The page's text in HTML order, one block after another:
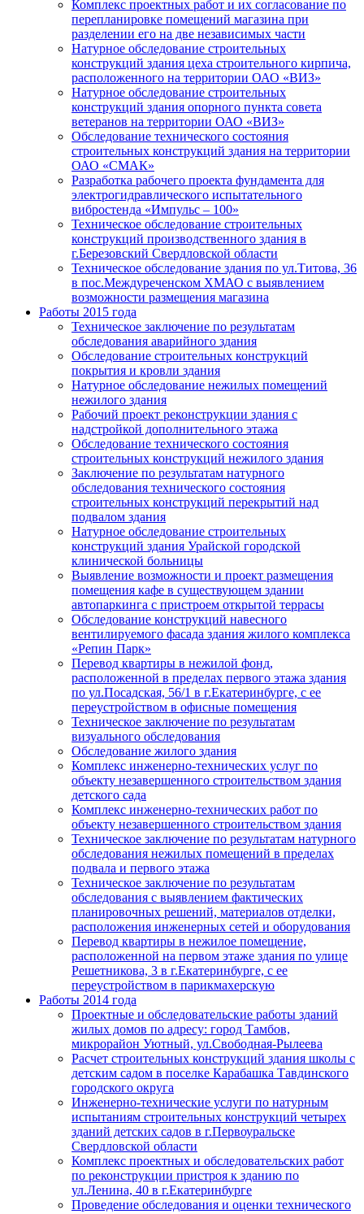
Комплекс проектных работ и их согласование по
перепланировке помещений магазина при
разделении его на две независимых части
Натурное обследование строительных
конструкций здания цеха строительного кирпича,
расположенного на территории ОАО «ВИЗ»
Натурное обследование строительных
конструкций здания опорного пункта совета
ветеранов на территории ОАО «ВИЗ»
Обследование технического состояния
строительных конструкций здания на территории
ОАО «СМАК»
Разработка рабочего проекта фундамента для
электрогидравлического испытательного
вибростенда «Импульс – 100»
Техническое обследование строительных
конструкций производственного здания в
г.Березовский Свердловской области
Техническое обследование здания по ул.Титова, 36
в пос.Междуреченском ХМАО с выявлением
возможности размещения магазина
Работы 2015 года
Техническое заключение по результатам
обследования аварийного здания
Обследование строительных конструкций
покрытия и кровли здания
Натурное обследование нежилых помещений
нежилого здания
Рабочий проект реконструкции здания с
надстройкой дополнительного этажа
Обследование технического состояния
строительных конструкций нежилого здания
Заключение по результатам натурного
обследования технического состояния
строительных конструкций перекрытий над
подвалом здания
Натурное обследование строительных
конструкций здания Урайской городской
клинической больницы
Выявление возможности и проект размещения
помещения кафе в существующем здании
автопаркинга с пристроем открытой террасы
Обследование конструкций навесного
вентилируемого фасада здания жилого комплекса
«Репин Парк»
Перевод квартиры в нежилой фонд,
расположенной в пределах первого этажа здания
по ул.Посадская, 56/1 в г.Екатеринбурге, с ее
переустройством в офисные помещения
Техническое заключение по результатам
визуального обследования
Обследование жилого здания
Комплекс инженерно-технических услуг по
объекту незавершенного строительством здания
детского сада
Комплекс инженерно-технических работ по
объекту незавершенного строительством здания
Техническое заключение по результатам натурного
обследования нежилых помещений в пределах
подвала и первого этажа
Техническое заключение по результатам
обследования с выявлением фактических
планировочных решений, материалов отделки,
расположения инженерных сетей и оборудования
Перевод квартиры в нежилое помещение,
расположенной на первом этаже здания по улице
Решетникова, 3 в г.Екатеринбурге, с ее
переустройством в парикмахерскую
Работы 2014 года
Проектные и обследовательские работы зданий
жилых домов по адресу: город Тамбов,
микрорайон Уютный, ул.Свободная-Рылеева
Расчет строительных конструкций здания школы с
детским садом в поселке Карабашка Тавдинского
городского округа
Инженерно-технические услуги по натурным
испытаниям строительных конструкций четырех
зданий детских садов в г.Первоуральске
Свердловской области
Комплекс проектных и обследовательских работ
по реконструкции пристроя к зданию по
ул.Ленина, 40 в г.Екатеринбурге
Проведение обследования и оценки технического